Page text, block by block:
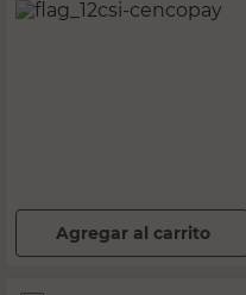
Agregar al carrito